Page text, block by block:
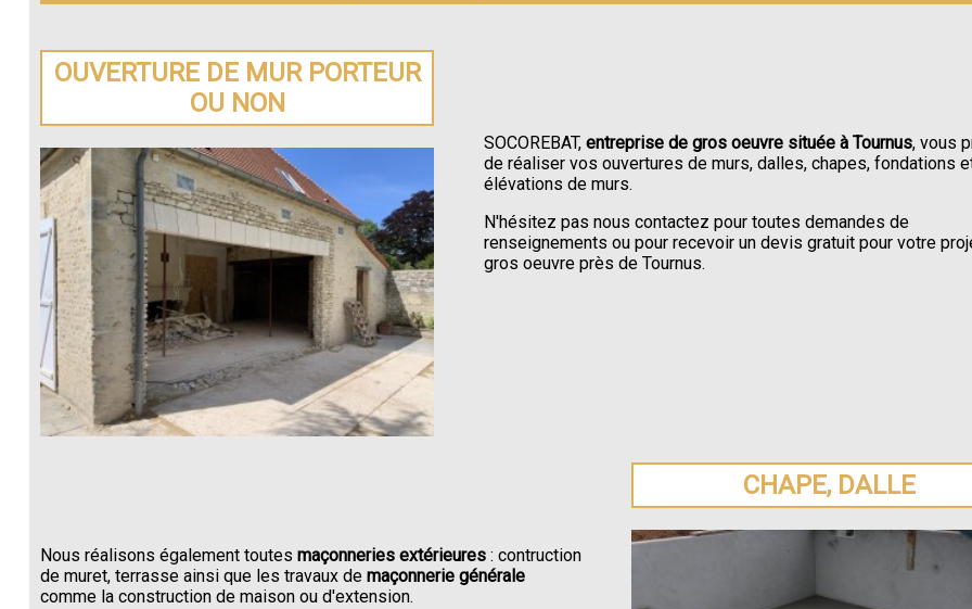
OUVERTURE DE MUR PORTEUR
OU NON
SOCOREBAT,entreprise de gros oeuvre située à Tournus, vous
de réaliser vos ouvertures de murs, dalles, chapes, fondations
élévations de murs.
N'hésitez pas nous contactez pour toutes demandes de
renseignements ou pour recevoir un devis gratuit pour votre
gros oeuvre près de Tournus.
CHAPE, DALLE
Nous réalisons également toutes maçonneries extérieures: contruction
de muret, terrasse ainsi que les travaux de maçonnerie générale
comme la construction de maison ou d'extension.